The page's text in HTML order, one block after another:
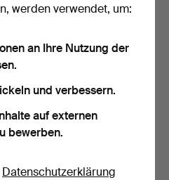
MICHELE DE LUCCHI &
Wan…
4 Tage
1 Gebot
werden verwendet, um:
an Ihre Nutzung der
und verbessern.
auf externen
bewerben.
Datenschutzerklärung